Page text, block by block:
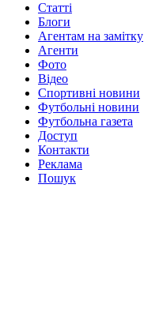
Статті
Блоги
Агентам на замітку
Агенти
Фото
Відео
Спортивні новини
Футбольні новини
Футбольна газета
Доступ
Контакти
Реклама
Пошук